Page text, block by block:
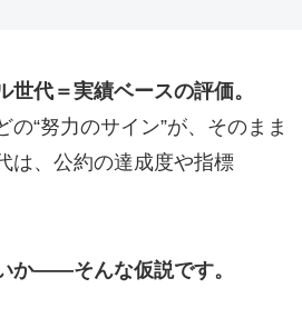
代＝実績ベースの評価。
“努力のサイン”が、そのまま
は、公約の達成度や指標
か――そんな仮説です。